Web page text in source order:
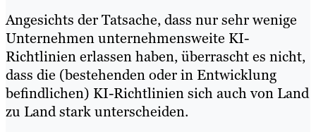
Angesichts der Tatsache, dass nur sehr wenige
Unternehmen unternehmensweite KI-
Richtlinien erlassen haben, überrascht es nicht,
dass die (bestehenden oder in Entwicklung
befindlichen) KI-Richtlinien sich auch von Land
zu Land stark unterscheiden.